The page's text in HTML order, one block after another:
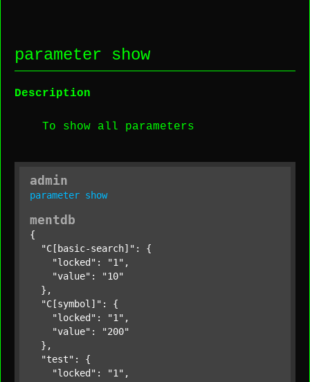
parameter show
Description
To show all parameters
admin
parameter show
mentdb
{
"C[basic-search]" : {
"locked" : "1" ,
"value" :
"10"
  },
"C[symbol]" : {
"locked" : "1" ,
"value" :
"200"
  },
"test" : {
"locked" : "1" ,